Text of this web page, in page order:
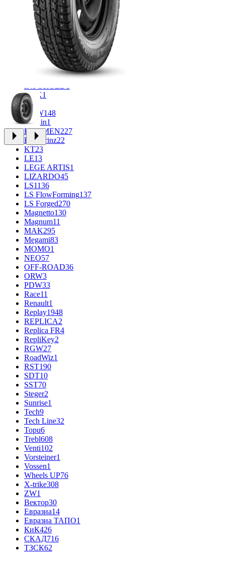
CROSS_STREET30
Eurodisk1
33
FR REPLICA2
34
Grizzly3
1014
iFree Original53
K&K1
K7
KDW148
Keskin1
KHOMEN227
Kronprinz22
KT23
LE13
LEGE ARTIS1
LIZARDO45
LS1136
LS FlowForming137
LS Forged270
Magnetto130
Magnum11
MAK295
Megami83
MOMO1
NEO57
OFF-ROAD36
ORW3
PDW33
Race11
Renault1
Replay1948
REPLICA2
Replica FR4
RepliKey2
RGW27
RoadWiz1
RST190
SDT10
SST70
Steger2
Sunrise1
Tech9
Tech Line32
Topu6
Trebl608
Venti102
Vorsteiner1
Vossen1
Wheels UP76
X-trike308
ZW1
Вектор30
Евразиа14
Евразиа ТАПО1
КиК426
СКАД716
ТЗСК62